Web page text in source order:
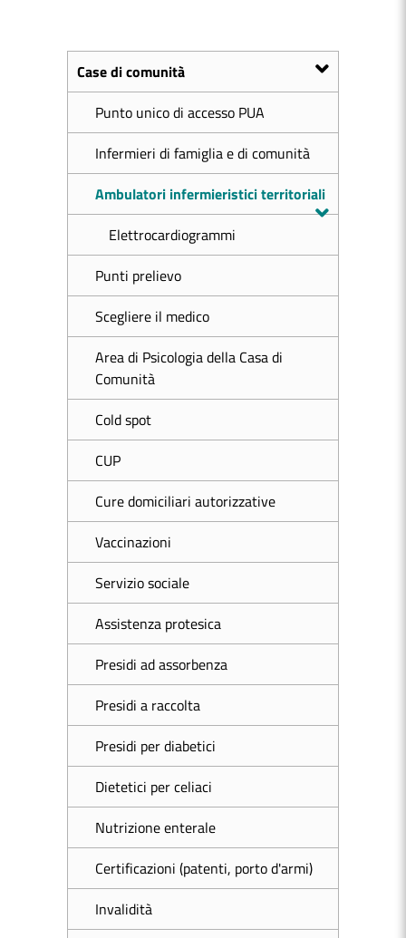
Case di comunità
Punto unico di accesso PUA
Infermieri di famiglia e di comunità
Ambulatori infermieristici territoriali
Elettrocardiogrammi
Punti prelievo
Scegliere il medico
Area di Psicologia della Casa di
Comunità
Cold spot
CUP
Cure domiciliari autorizzative
Vaccinazioni
Servizio sociale
Assistenza protesica
Presidi ad assorbenza
Presidi a raccolta
Presidi per diabetici
Dietetici per celiaci
Nutrizione enterale
Certificazioni (patenti, porto d'armi)
Invalidità